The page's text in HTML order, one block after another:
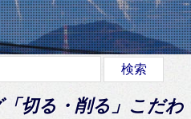
切る・削る」こだわ